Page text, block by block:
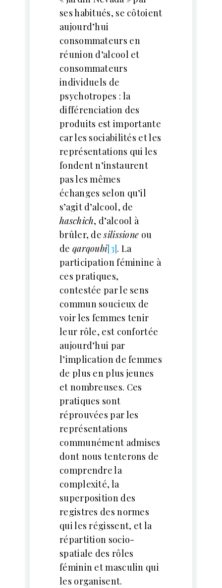
ses habitués, se côtoient
aujourd’hui
consommateurs en
réunion d’alcool et
consommateurs
individuels de
psychotropes : la
différenciation des
produits est importante
car les sociabilités et les
représentations qui les
fondent n’instaurent
pas les mêmes
échanges selon qu’il
s’agit d’alcool, de
haschich, d’alcool à
brûler, desilissione ou
de qarqoubi[3]. La
participation féminine à
ces pratiques,
contestée par le sens
commun soucieux de
voir les femmes tenir
leur rôle, est confortée
aujourd’hui par
l’implication de femmes
de plus en plus jeunes
et nombreuses. Ces
pratiques sont
réprouvées par les
représentations
communément admises
dont nous tenterons de
comprendre la
complexité, la
superposition des
registres des normes
qui les régissent, et la
répartition socio-
spatiale des rôles
féminin et masculin qui
les organisent.